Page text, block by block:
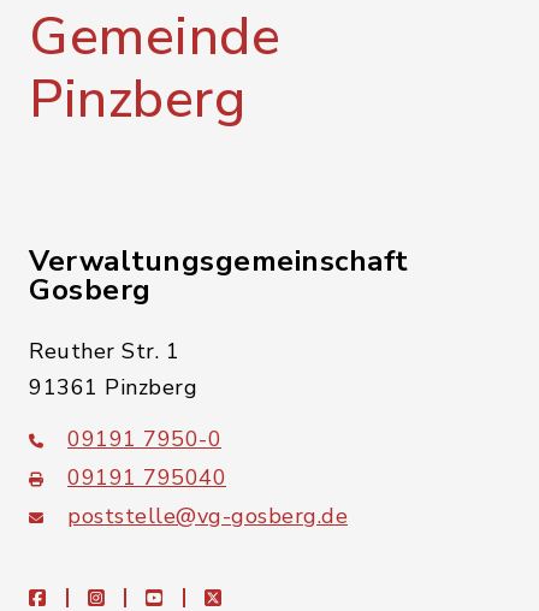
Gemeinde
Pinzberg
Verwaltungsgemeinschaft
Gosberg
Reuther Str. 1
91361 Pinzberg
09191 7950-0
09191 795040
poststelle@vg-gosberg.de
facebookinstagramyoutubeX